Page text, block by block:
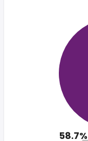
58.7%